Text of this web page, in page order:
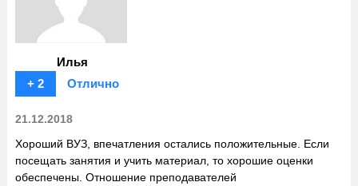
Илья
+ 2
Отлично
21.12.2018
Хороший ВУЗ, впечатления остались положительные. Если
посещать занятия и учить материал, то хорошие оценки
обеспечены. Отношение преподавателей